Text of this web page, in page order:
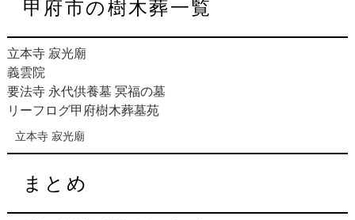
甲府市の樹木葬一覧
立本寺 寂光廟
義雲院
要法寺 永代供養墓 冥福の墓
リーフログ甲府樹木葬墓苑
立本寺 寂光廟
まとめ